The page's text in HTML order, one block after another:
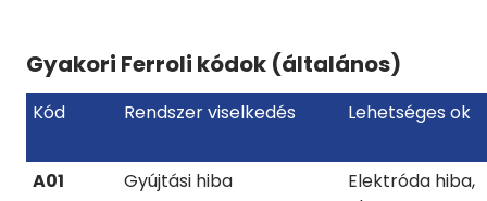
Gyakori Ferroli kódok (általános)
Kód Rendszer viselkedés Lehetséges ok
A01 Gyújtási hiba
Elektróda hiba,